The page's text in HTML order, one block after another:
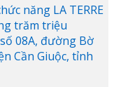
năng LA TERRE
trăm triệu
08A, đường Bờ
Cần Giuộc, tỉnh